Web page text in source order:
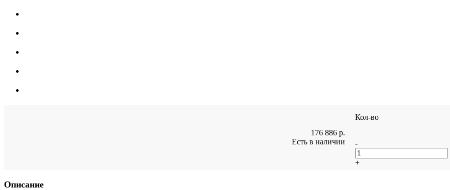
176 886 р.
Есть в наличии
Кол-во
-
+
Описание